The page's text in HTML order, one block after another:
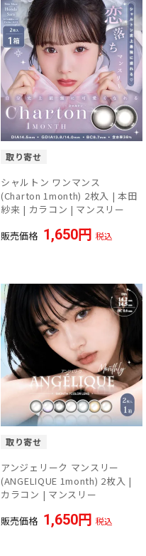
取り寄せ
シャルトン ワンマンス
(Charton 1month) 2枚入 | 本田
紗来 | カラコン | マンスリー
販売価格 1,650 税込
取り寄せ
アンジェリーク マンスリー
(ANGELIQUE 1month) 2枚入 |
カラコン | マンスリー
販売価格 1,650 税込